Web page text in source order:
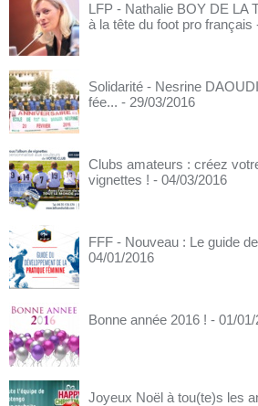
LFP - Nathalie BOY DE LA
à la tête du foot pro français
Solidarité - Nesrine
fée... - 29/03/2016
Clubs amateurs : créez
vignettes ! - 04/03/2016
FFF - Nouveau : Le guide
04/01/2016
Bonne année 2016 ! - 01/
Joyeux Noël à tou(te)s les